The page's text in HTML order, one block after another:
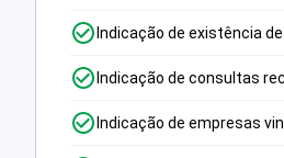
Indicação de existência
Indicação de consultas
Indicação de empresas